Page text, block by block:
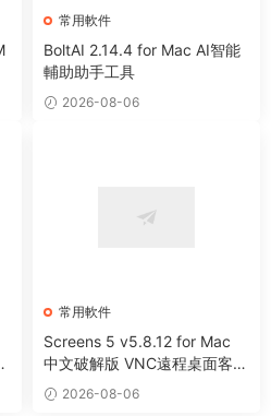
常用軟件
BoltAI 2.14.4 for Mac AI智能
輔助助手工具
2026-08-06
常用軟件
Screens 5 v5.8.12 for Mac
中文破解版 VNC遠程桌面客戶
端應用程序
2026-08-06